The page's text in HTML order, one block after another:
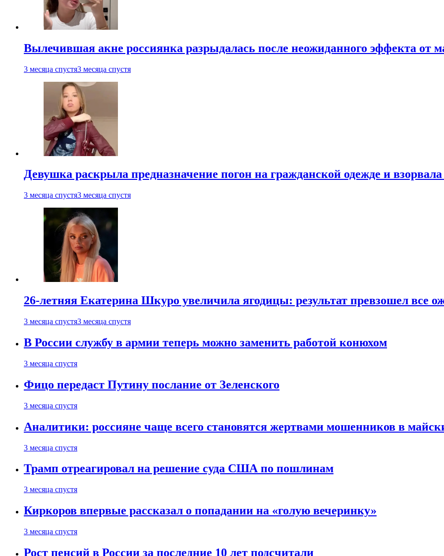
Вылечившая акне россиянка разрыдалась после неожиданного эффекта от
3 месяца спустя3 месяца спустя
Девушка раскрыла предназначение погон на гражданской одежде и взорвала
3 месяца спустя3 месяца спустя
26-летняя Екатерина Шкуро увеличила ягодицы: результат превзошел все
3 месяца спустя3 месяца спустя
В России службу в армии теперь можно заменить работой конюхом
3 месяца спустя
Фицо передаст Путину послание от Зеленского
3 месяца спустя
Аналитики: россияне чаще всего становятся жертвами мошенников в
3 месяца спустя
Трамп отреагировал на решение суда США по пошлинам
3 месяца спустя
Киркоров впервые рассказал о попадании на «голую вечеринку»
3 месяца спустя
Рост пенсий в России за последние 10 лет подсчитали